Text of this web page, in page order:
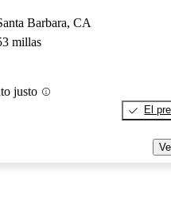
Barbara, CA
millas
justo
El